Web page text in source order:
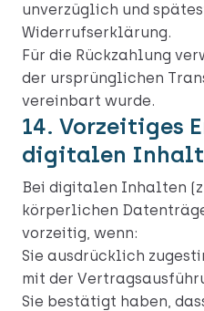
unverzüglich und
Widerrufserklärung.
Für die Rückzahlung
der ursprünglichen
vereinbart wurde.
14. Vorzeitiges
digitalen
Bei digitalen Inhalten
körperlichen
vorzeitig, wenn:
Sie ausdrücklich
mit der
Sie bestätigt haben,